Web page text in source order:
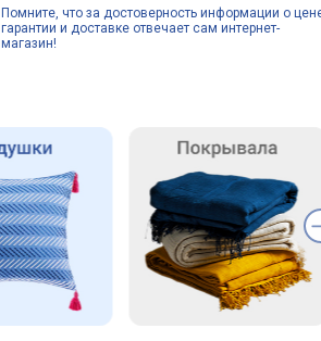
Помните, что за достоверность информации о
гарантии и доставке отвечает сам интернет-
магазин!